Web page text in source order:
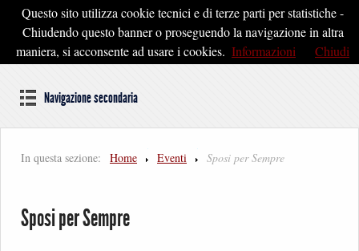
Pontedera2020
Dal cuore della Toscana un'idea di Futuro
Navigazione secondaria
In questa sezione: Home Eventi Sposi per Sempre
Sposi per Sempre
Questo sito utilizza cookie tecnici e di terze parti per statistiche -
Chiudendo questo banner o proseguendo la navigazione in altra
maniera, si acconsente ad usare i cookies. Informazioni Chiudi